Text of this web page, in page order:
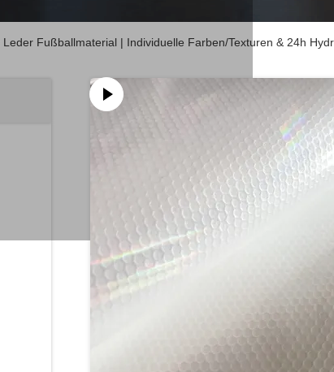
Leder Fußballmaterial | Individuelle Farben/Texturen & 24h